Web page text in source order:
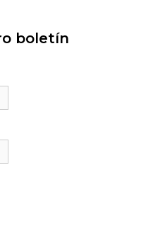
boletín